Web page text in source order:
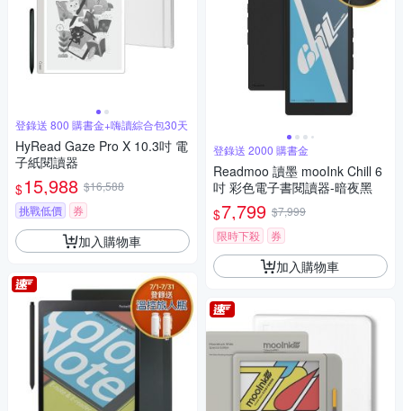
登錄送 800 購書金+嗨讀綜合包30天
HyRead Gaze Pro X 10.3吋 電
子紙閱讀器
$15,988 $16,588
挑戰低價
券
加入購物車
登錄送 2000 購書金
Readmoo 讀墨 mooInk Chill 6
吋 彩色電子書閱讀器-暗夜黑
$7,799 $7,999
限時下殺
券
加入購物車